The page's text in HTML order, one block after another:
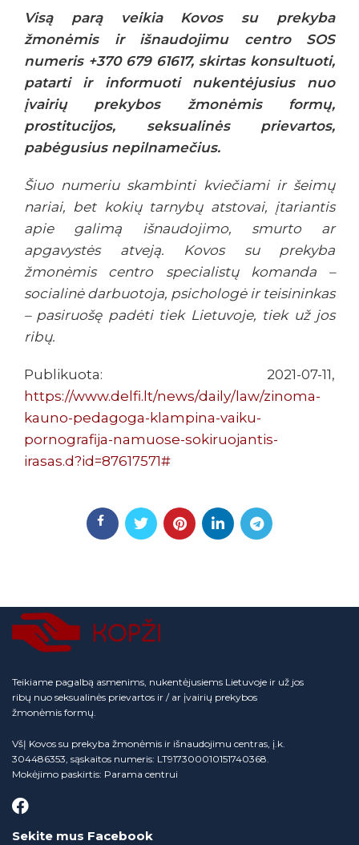
Visą parą veikia Kovos su prekyba
žmonėmis ir išnaudojimu centro SOS
numeris +370 679 61617, skirtas konsultuoti,
patarti ir informuoti nukentėjusius nuo
įvairių prekybos žmonėmis formų,
prostitucijos, seksualinės prievartos,
pabėgusius nepilnamečius.
Šiuo numeriu skambinti kviečiami ir šeimų
nariai, bet kokių tarnybų atstovai, įtariantis
apie galimą išnaudojimo, smurto ar
apgavystės atveją. Kovos su prekyba
žmonėmis centro specialistų komanda –
socialinė darbuotoja, psichologė ir teisininkas
– pasiruošę padėti tiek Lietuvoje, tiek už jos
ribų.
Publikuota: 2021-07-11,
https://www.delfi.lt/news/daily/law/zinoma-
kauno-pedagoga-klampina-vaiku-
pornografija-namuose-sokiruojantis-
irasas.d?id=87617571#
Teikiame pagalbą asmenims, nukentėjusiems Lietuvoje ir už jos
ribų nuo seksualinės prievartos ir / ar įvairių prekybos
žmonėmis formų.
VšĮ Kovos su prekyba žmonėmis ir išnaudojimu centras, į.k.
304486353, sąskaitos numeris: LT917300010151740368.
Mokėjimo paskirtis: Parama centrui
Sekite mus Facebook